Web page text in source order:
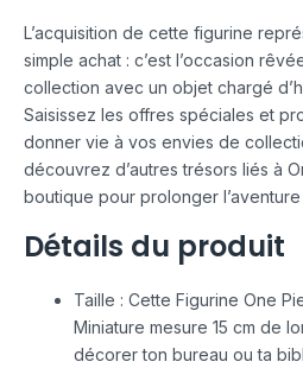
L’acquisition de cette figurine
simple achat : c’est l’occasion
collection avec un objet chargé
Saisissez les offres spéciales et
donner vie à vos envies de
découvrez d’autres trésors liés à
boutique pour prolonger l’aventure
Détails du produit
Taille : Cette Figurine One
Miniature mesure 15 cm de
décorer ton bureau ou ta